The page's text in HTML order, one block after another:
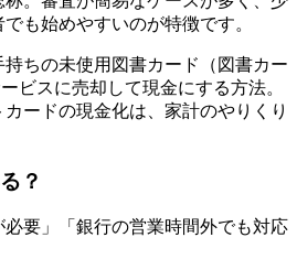
も始めやすいのが特徴です。
持ちの未使用図書カード（図書カー
ビスに売却して現金にする方法。
ードの現金化は、家計のやりくり
？
必要」「銀行の営業時間外でも対応